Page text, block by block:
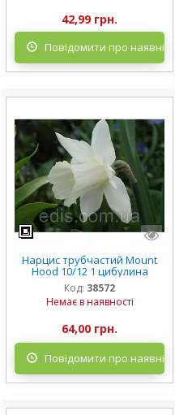
42,99 грн.
Повідомити про наявність
Нарцис трубчастий Mount
Hood 10/12 1 цибулина
Код: 38572
Немає в наявності
64,00 грн.
Повідомити про наявність